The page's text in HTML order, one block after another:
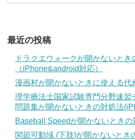
最近の投稿
ドラクエウォークが開かないとき
（iPhone&android対応）
漫画村が開かないときに使える代
理学療法士国家試験専門分野速習
問題集が開かないときの対処法
Baseball Speedが開かないとき
関節可動域 (下肢)が開かないとき